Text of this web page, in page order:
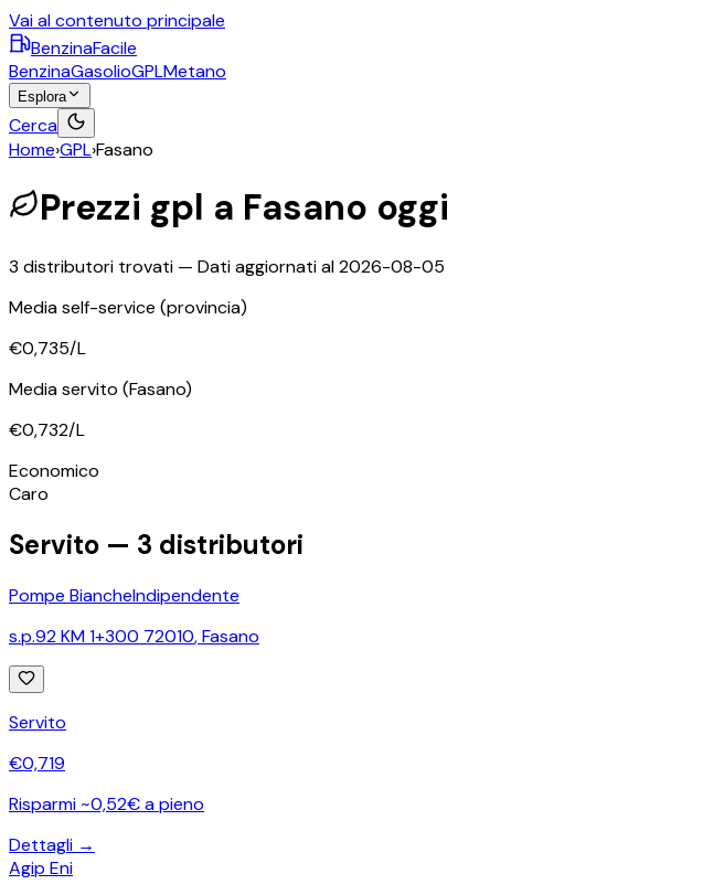
Vai al contenuto principale
BenzinaFacile
BenzinaGasolioGPLMetano
Esplora
Cerca
Home›GPL›Fasano
Prezzi gpl a Fasano oggi
3 distributori trovati — Dati aggiornati al2026-08-05
Media self-service (provincia)
€0,735/L
Media servito (Fasano)
€0,732/L
Economico
Caro
Servito — 3 distributori
Pompe BiancheIndipendente
s.p.92 KM 1+300 72010,Fasano
Servito
€0,719
Risparmi ~0,52€ a pieno
Dettagli →
Agip Eni